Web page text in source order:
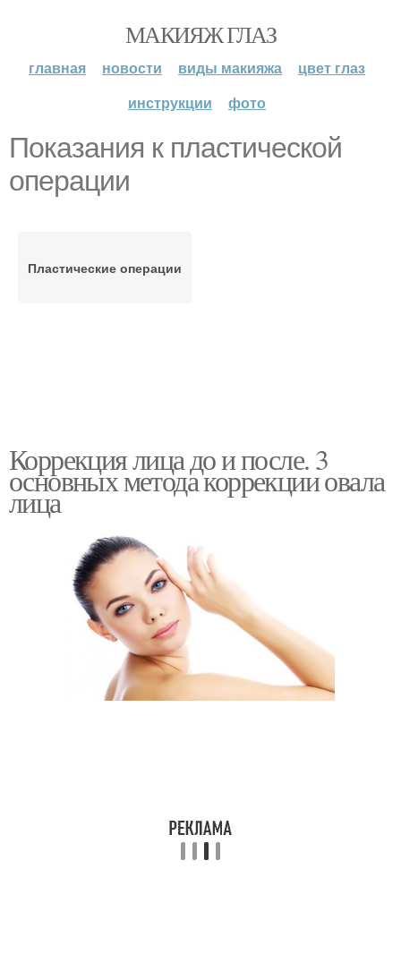
МАКИЯЖ ГЛАЗ
главная новости виды макияжа
цвет глаз
инструкции
фото
Показания к пластической
операции
Пластические операции
Коррекция лица до и после. 3
основных метода коррекции овала
лица